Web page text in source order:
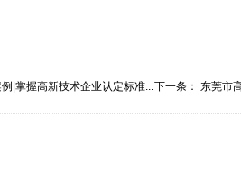
|掌握高新技术企业认定标准...下一条： 东莞市